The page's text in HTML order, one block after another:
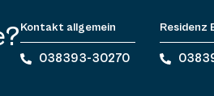
Kontakt allgemein
038393-30270
Residenz